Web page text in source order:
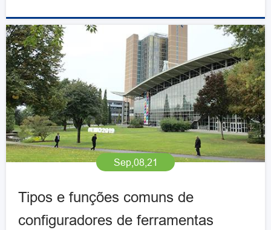
Sep,08,21
Tipos e funções comuns de
configuradores de ferramentas